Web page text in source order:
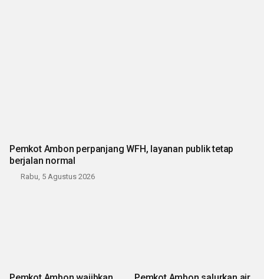
Pemkot Ambon perpanjang WFH, layanan publik tetap
berjalan normal
Rabu, 5 Agustus 2026